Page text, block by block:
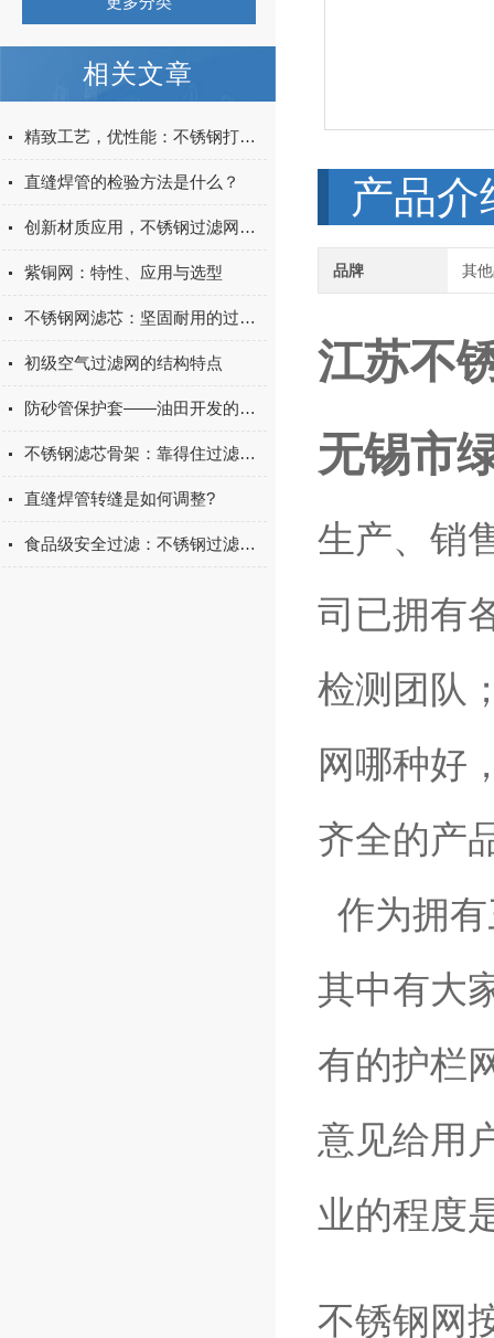
相关文章
精致工艺，优性能：不锈钢打孔管，为项目增添光彩
直缝焊管的检验方法是什么？
创新材质应用，不锈钢过滤网筒领过滤技术新潮流
紫铜网：特性、应用与选型
不锈钢网滤芯：坚固耐用的过滤解决方案，助力工业流体净化
初级空气过滤网的结构特点
防砂管保护套——油田开发的重要组成部分
不锈钢滤芯骨架：靠得住过滤的基石
直缝焊管转缝是如何调整?
食品级安全过滤：不锈钢过滤网筒，守护食品安全每一环！
产品介
品牌 其
江苏不
无锡市
生产、销
司已拥有
检测团队
网哪种好
齐全的产
作为拥
其中有大
有的护栏
意见给用
业的程度
不锈钢网